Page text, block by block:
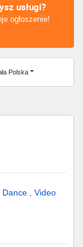
usługi?
ogłoszenie!
Polska
Dance , Video